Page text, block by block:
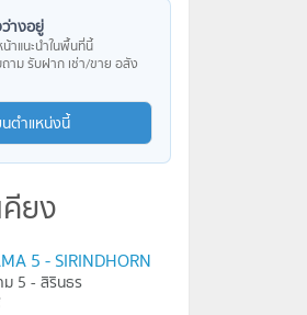
างอยู่
าแนะนำในพื้นที่นี้
าม รับฝาก เช่า/ขาย อสัง
นตำแหน่งนี้
คียง
5 - SIRINDHORN
5 - สิรินธร